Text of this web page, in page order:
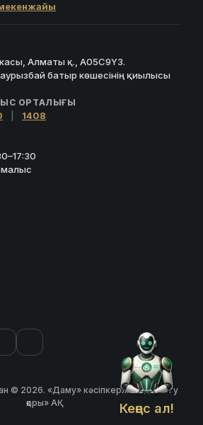
Кеңес ал!
мекенжайы
Алматы қ., A05C9Y3.
батыр көшесінің қиылысы
ОРТАЛЫҒЫ
1408
© 2026. «Даму» кәсіпкерлікті дамыту
қоры» АҚ